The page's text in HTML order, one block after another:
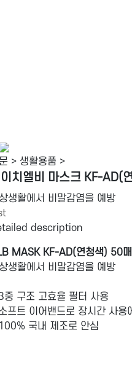
> 생활용품 >
치엘비 마스크 KF-AD(
생활에서 비말감염을 예방
description
MASK KF-AD(연청색) 50매
생활에서 비말감염을 예방
중 구조 고효율 필터 사용
프트 이어밴드로 장시간 사용
국내 제조로 안심